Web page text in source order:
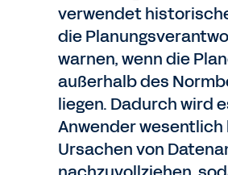
verwendet
die
warnen, wenn die
außerhalb des
liegen. Dadurch wird
Anwender
Ursachen von